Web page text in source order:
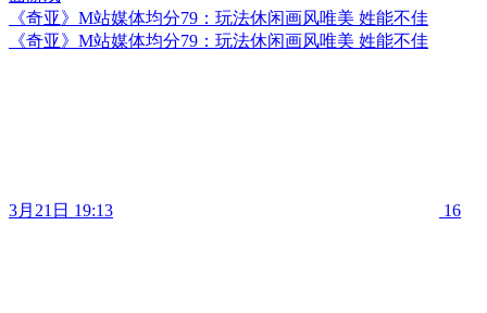
《奇亚》M站媒体均分79：玩法休闲画风唯美 姓能不佳
《奇亚》M站媒体均分79：玩法休闲画风唯美 姓能不佳
3月21日 19:13 16